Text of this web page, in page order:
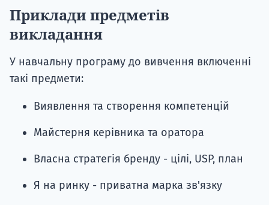
Приклади предметів
викладання
У навчальну програму до вивчення включенні
такі предмети:
Виявлення та створення компетенцій
Майстерня керівника та оратора
Власна стратегія бренду - цілі, USP, план
Я на ринку - приватна марка зв'язку